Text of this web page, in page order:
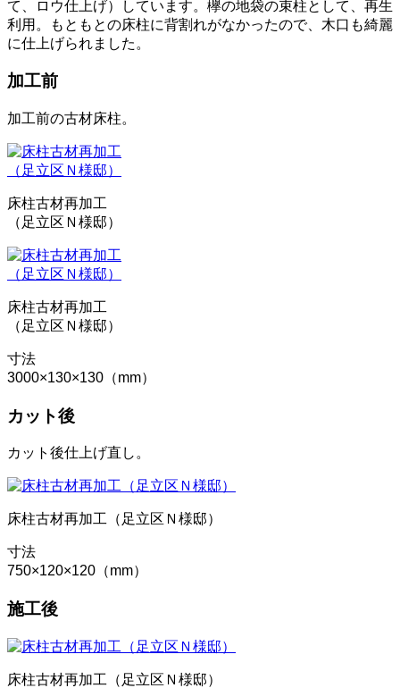
て、ロウ仕上げ）しています。欅の地袋の束柱として、再生
利用。もともとの床柱に背割れがなかったので、木口も綺麗
に仕上げられました。
加工前
加工前の古材床柱。
床柱古材再加工
（足立区Ｎ様邸）
床柱古材再加工
（足立区Ｎ様邸）
寸法
3000×130×130（mm）
カット後
カット後仕上げ直し。
床柱古材再加工（足立区Ｎ様邸）
寸法
750×120×120（mm）
施工後
床柱古材再加工（足立区Ｎ様邸）